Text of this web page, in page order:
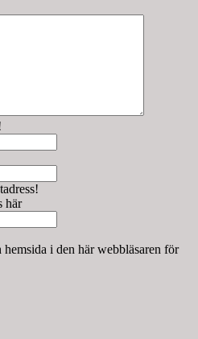
här
hemsida i den här webbläsaren för